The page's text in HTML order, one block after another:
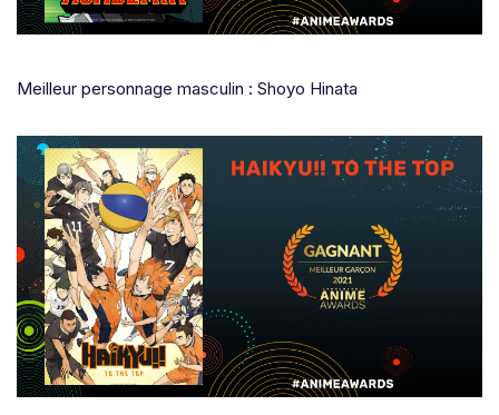
Meilleur personnage masculin : Shoyo Hinata